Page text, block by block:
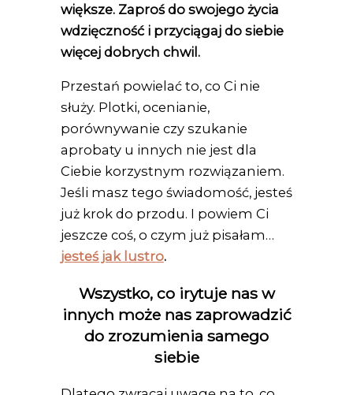
większe. Zaproś do swojego życia
wdzięczność i przyciągaj do siebie
więcej dobrych chwil.
Przestań powielać to, co Ci nie
służy. Plotki, ocenianie,
porównywanie czy szukanie
aprobaty u innych nie jest dla
Ciebie korzystnym rozwiązaniem.
Jeśli masz tego świadomość, jesteś
już krok do przodu. I powiem Ci
jeszcze coś, o czym już pisałam…
jesteś jak lustro.
Wszystko, co irytuje nas w
innych może nas zaprowadzić
do zrozumienia samego
siebie